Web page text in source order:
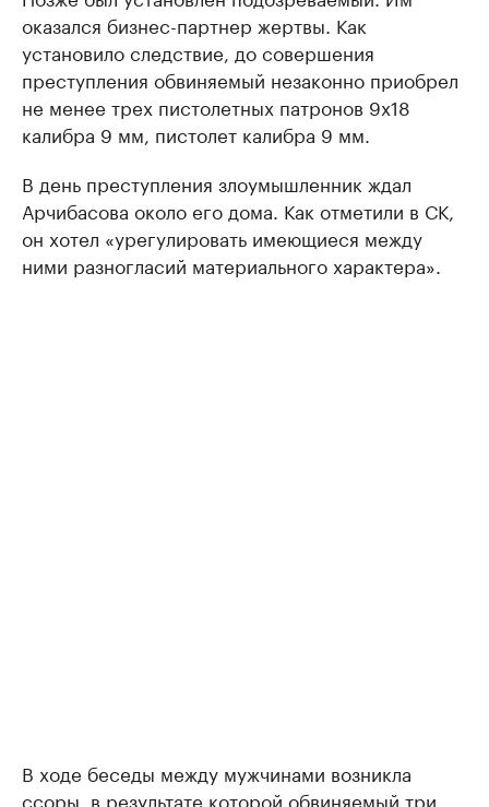
оказался бизнес-партнер жертвы. Как
установило следствие, до совершения
преступления обвиняемый незаконно приобрел
не менее трех пистолетных патронов 9х18
калибра 9 мм, пистолет калибра 9 мм.
В день преступления злоумышленник ждал
Арчибасова около его дома. Как отметили в СК,
он хотел «урегулировать имеющиеся между
ними разногласий материального характера».
В ходе беседы между мужчинами возникла
ссоры, в результате которой обвиняемый три